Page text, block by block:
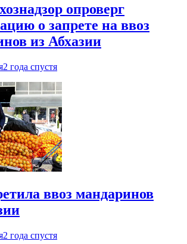
опроверг
о запрете на ввоз
из Абхазии
2 года спустя
ввоз мандаринов
2 года спустя